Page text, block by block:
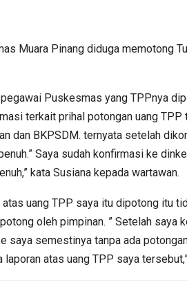
Muara Pinang diduga memotong
Puskesmas yang TPPnya
terkait prihal potongan uang TPP
dan BKPSDM. ternyata setelah
Saya sudah konfirmasi ke
kata Susiana kepada wartawan.
uang TPP saya itu dipotong itu
oleh pimpinan. ” Setelah saya
saya semestinya tanpa ada
atas uang TPP saya